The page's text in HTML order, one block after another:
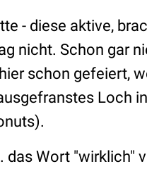
- diese aktive,
nicht. Schon gar
schon gefeiert,
Loch
das Wort "wirklich"